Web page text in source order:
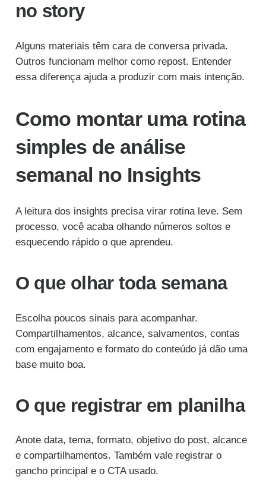
no story
Alguns materiais têm cara de conversa privada.
Outros funcionam melhor como repost. Entender
essa diferença ajuda a produzir com mais intenção.
Como montar uma rotina
simples de análise
semanal no Insights
A leitura dos insights precisa virar rotina leve. Sem
processo, você acaba olhando números soltos e
esquecendo rápido o que aprendeu.
O que olhar toda semana
Escolha poucos sinais para acompanhar.
Compartilhamentos, alcance, salvamentos, contas
com engajamento e formato do conteúdo já dão uma
base muito boa.
O que registrar em planilha
Anote data, tema, formato, objetivo do post, alcance
e compartilhamentos. Também vale registrar o
gancho principal e o CTA usado.